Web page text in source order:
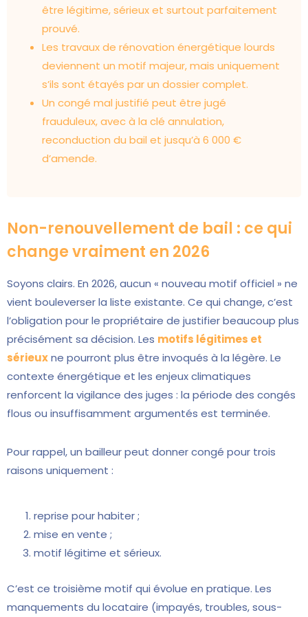
être légitime, sérieux et surtout parfaitement
prouvé.
Les travaux de rénovation énergétique lourds
deviennent un motif majeur, mais uniquement
s’ils sont étayés par un dossier complet.
Un congé mal justifié peut être jugé
frauduleux, avec à la clé annulation,
reconduction du bail et jusqu’à 6 000 €
d’amende.
Non-renouvellement de bail : ce qui
change vraiment en 2026
Soyons clairs. En 2026, aucun « nouveau motif officiel » ne
vient bouleverser la liste existante. Ce qui change, c’est
l’obligation pour le propriétaire de justifier beaucoup plus
précisément sa décision. Les motifs légitimes et
sérieuxne pourront plus être invoqués à la légère. Le
contexte énergétique et les enjeux climatiques
renforcent la vigilance des juges : la période des congés
flous ou insuffisamment argumentés est terminée.
Pour rappel, un bailleur peut donner congé pour trois
raisons uniquement :
reprise pour habiter ;
mise en vente ;
motif légitime et sérieux.
C’est ce troisième motif qui évolue en pratique. Les
manquements du locataire (impayés, troubles, sous-